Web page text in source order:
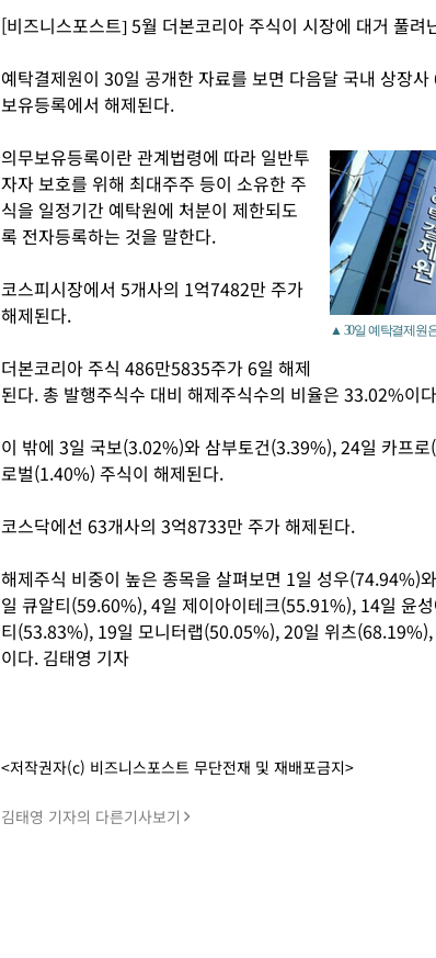
[비즈니스포스트] 5월 더본코리아 주식이 시장에 대거 풀려
예탁결제원이 30일 공개한 자료를 보면 다음달 국내 상장
보유등록에서 해제된다.
▲ 30일 예탁결제원
의무보유등록이란 관계법령에 따라 일반투
자자 보호를 위해 최대주주 등이 소유한 주
식을 일정기간 예탁원에 처분이 제한되도
록 전자등록하는 것을 말한다.
코스피시장에서 5개사의 1억7482만 주가
해제된다.
더본코리아 주식 486만5835주가 6일 해제
된다. 총 발행주식수 대비 해제주식수의 비율은 33.02%이
이 밖에 3일 국보(3.02%)와 삼부토건(3.39%), 24일 카프
로벌(1.40%) 주식이 해제된다.
코스닥에선 63개사의 3억8733만 주가 해제된다.
해제주식 비중이 높은 종목을 살펴보면 1일 성우(74.94%)
일 큐알티(59.60%), 4일 제이아이테크(55.91%), 14일 윤
티(53.83%), 19일 모니터랩(50.05%), 20일 위츠
이다. 김태영 기자
<저작권자(c) 비즈니스포스트 무단전재 및 재배포금지>
김태영 기자의 다른기사보기